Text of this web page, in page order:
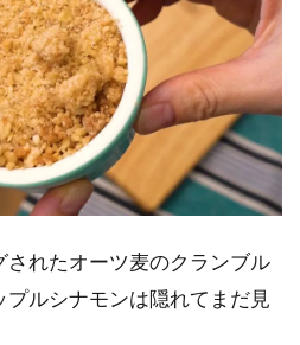
れたオーツ麦のクランブル
プルシナモンは隠れてまだ見